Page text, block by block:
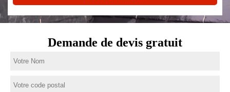
Demande de devis gratuit